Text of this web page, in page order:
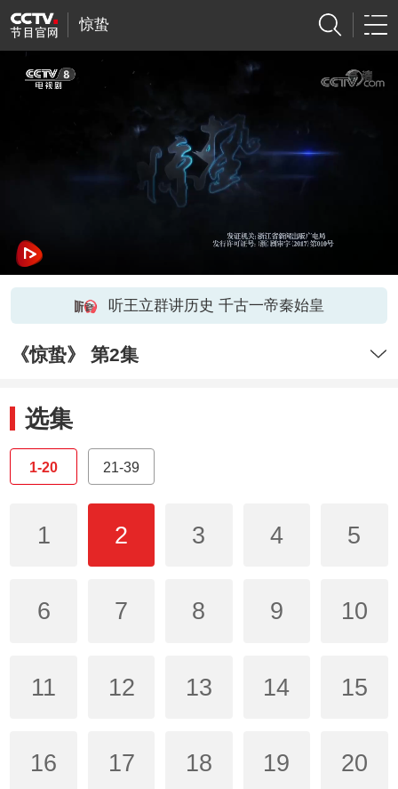
惊蛰
听王立群讲历史 千古一帝秦始皇
《惊蛰》 第2集
选集
1-20 21-39
1 2 3 4 5
6 7 8 9 10
11 12 13 14 15
16 17 18 19 20